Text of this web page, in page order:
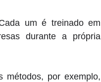
um é treinado em
durante a própria
métodos, por exemplo,